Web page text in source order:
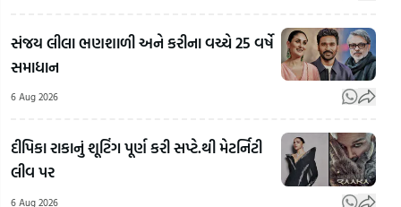
સંજય લીલા ભણશાળી અને કરીના વચ્ચે 25 વર્ષે
સમાધાન
6 Aug 2026
દીપિકા રાકાનું શૂટિંગ પૂર્ણ કરી સપ્ટે.થી મેટર્નિટી
લીવ પર
6 Aug 2026
Banaskantha:
અજમલભાઈ
ચૌધરીના
અપહરણ અને
Arvind
બનાવીને
કહ્યું,